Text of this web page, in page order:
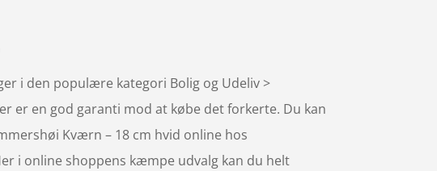
i den populære kategori Bolig og Udeliv >
er en god garanti mod at købe det forkerte. Du kan
Kværn – 18 cm hvid online hos
i online shoppens kæmpe udvalg kan du helt